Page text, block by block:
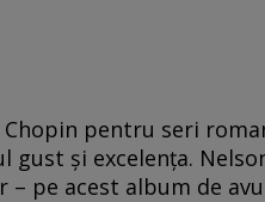
Chopin pentru seri
gust și excelența.
pe acest album de